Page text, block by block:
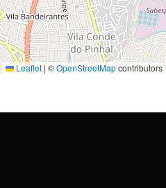
Leaflet | ©OpenStreetMapcontributors